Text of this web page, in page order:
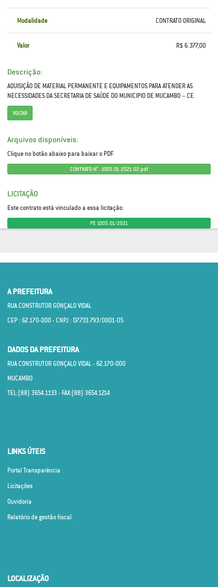
Modalidade CONTRATO ORIGINAL
Valor R$ 6.377,00
Descrição:
AQUISIÇÃO DE MATERIAL PERMANENTE E EQUIPAMENTOS PARA ATENDER AS
NECESSIDADES DA SECRETARIA DE SAÚDE DO MUNICIPIO DE MUCAMBO – CE.
VOLTAR
Arquivos disponíveis:
Clique no botão abaixo para baixar o PDF.
CONTRATO-N°.-1005.01.2021.02.pdf
LICITAÇÃO
Este contrato está vinculado a essa licitação:
PE 1005.01/2021
A PREFEITURA
RUA CONSTRUTOR GONÇALO VIDAL
CEP : 62.170­-000 - CNPJ : 07.733.793/0001­-05
DADOS DA PREFEITURA
RUA CONSTRUTOR GONÇALO VIDAL - 62.170­-000
MUCAMBO
TEL:(88) 3654.1133 - FAX:(88) 3654.1214
LINKS ÚTEIS
Portal Transparência
Licitações
Ouvidoria
Relatório de gestão fiscal
LOCALIZAÇÃO